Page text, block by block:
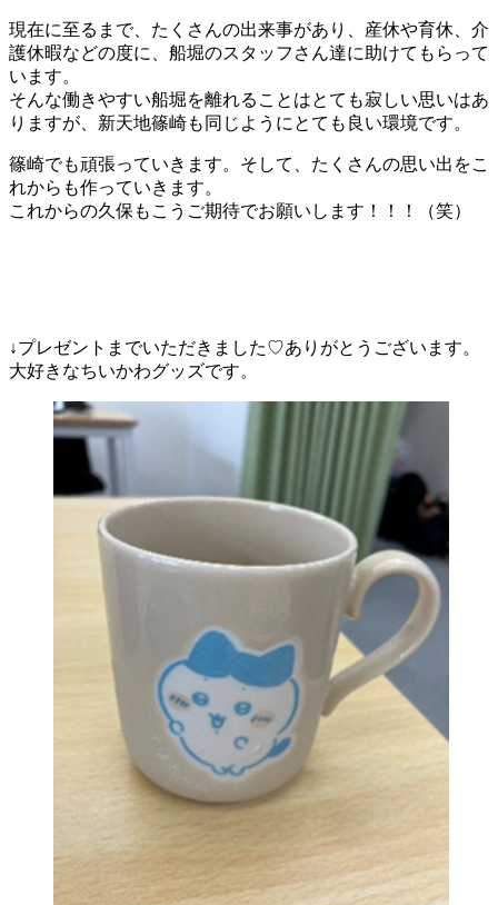
現在に至るまで、たくさんの出来事があり、産休や育休、介
護休暇などの度に、船堀のスタッフさん達に助けてもらって
います。
そんな働きやすい船堀を離れることはとても寂しい思いはあ
りますが、新天地篠崎も同じようにとても良い環境です。
篠崎でも頑張っていきます。そして、たくさんの思い出をこ
れからも作っていきます。
これからの久保もこうご期待でお願いします！！！（笑）
↓プレゼントまでいただきました♡ありがとうございます。
大好きなちいかわグッズです。